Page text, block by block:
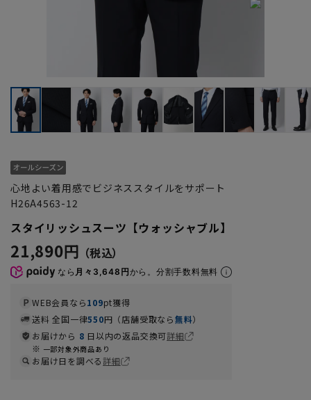
心地よい着用感でビジネススタイルをサポート
H26A4563-12
スタイリッシュスーツ【ウォッシャブル】
21,890円
なら 月々3,648円から。分割手数料無料
WEB会員なら109pt獲得
送料 全国一律550円（店舗受取なら無料）
お届けから 8 日以内の返品交換可詳細
一部対象外商品あり
お届け日を調べる詳細